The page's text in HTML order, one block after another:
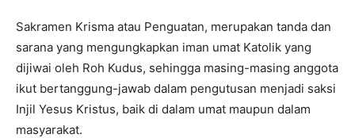
Sakramen Krisma atau Penguatan, merupakan tanda dan
sarana yang mengungkapkan iman umat Katolik yang
dijiwai oleh Roh Kudus, sehingga masing-masing anggota
ikut bertanggung-jawab dalam pengutusan menjadi saksi
Injil Yesus Kristus, baik di dalam umat maupun dalam
masyarakat.